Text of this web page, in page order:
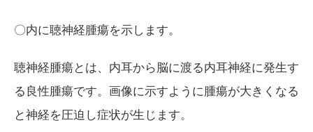
〇内に聴神経腫瘍を示します。
聴神経腫瘍とは、内耳から脳に渡る内耳神経に発生す
る良性腫瘍です。画像に示すように腫瘍が大きくなる
と神経を圧迫し症状が生じます。